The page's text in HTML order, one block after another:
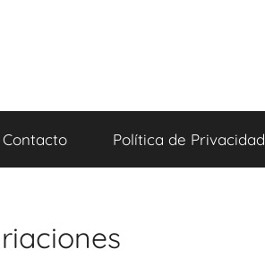
Contacto Política de Privacidad